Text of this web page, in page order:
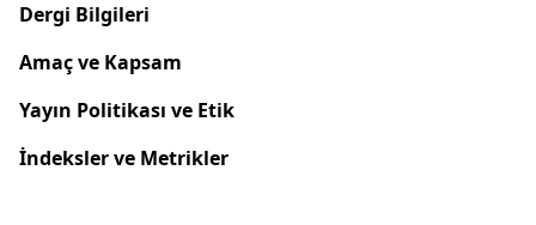
Dergi Bilgileri
Amaç ve Kapsam
Yayın Politikası ve Etik
İndeksler ve Metrikler